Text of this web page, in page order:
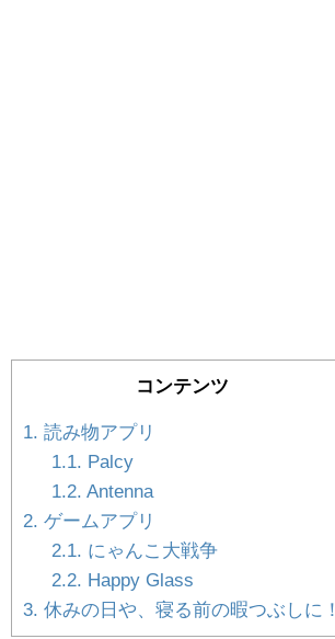
コンテンツ
1. 読み物アプリ
1.1. Palcy
1.2. Antenna
2. ゲームアプリ
2.1. にゃんこ大戦争
2.2. Happy Glass
3. 休みの日や、寝る前の暇つぶしに！